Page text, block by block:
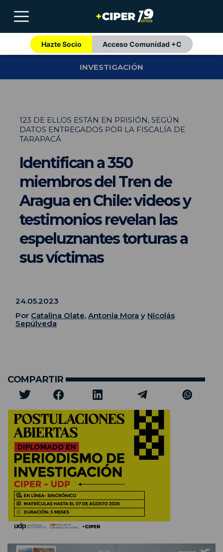
Hazte Socio Acceso Comunidad +C
INVESTIGACIÓN
123 DE ELLOS ESTÁN EN PRISIÓN, SEGÚN
DATOS ENTREGADOS POR LA FISCALÍA DE
TARAPACÁ
Identifican a 350
miembros del Tren de
Aragua en Chile: videos y
testimonios revelan las
espeluznantes torturas a
sus víctimas
24.05.2023
Por Catalina Olate, Antonia Mora y Nicolás
Sepúlveda
COMPARTIR